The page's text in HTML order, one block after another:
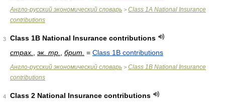
Англо-русский экономический словарь > Class 1A National Insurance
contributions
3
Class 1B National Insurance contributions
страх.
эк. тр. брит. = Class 1B contributions
Англо-русский экономический словарь > Class 1B National Insurance
contributions
4
Class 2 National Insurance contributions